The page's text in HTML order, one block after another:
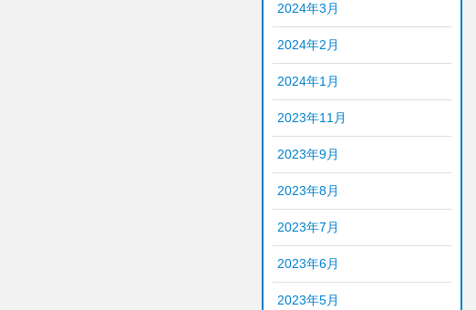
2024年3月
2024年2月
2024年1月
2023年11月
2023年9月
2023年8月
2023年7月
2023年6月
2023年5月